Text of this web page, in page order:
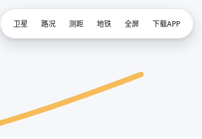
卫星 路况 测距 地铁 全屏 下载APP